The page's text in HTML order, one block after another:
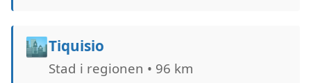
🏙️Tiquisio
Stad i regionen • 96 km